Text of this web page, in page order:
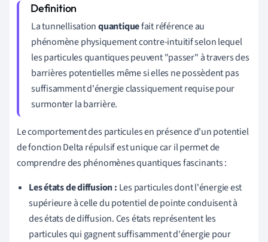
La tunnellisationquantiquefait référence au
phénomène physiquement contre-intuitif selon lequel
les particules quantiques peuvent "passer" à travers des
barrières potentielles même si elles ne possèdent pas
suffisamment d'énergie classiquement requise pour
surmonter la barrière.
Le comportement des particules en présence d'un potentiel
de fonction Delta répulsif est unique car il permet de
comprendre des phénomènes quantiques fascinants :
Les états de diffusion : Les particules dont l'énergie est
supérieure à celle du potentiel de pointe conduisent à
des états de diffusion. Ces états représentent les
particules qui gagnent suffisamment d'énergie pour